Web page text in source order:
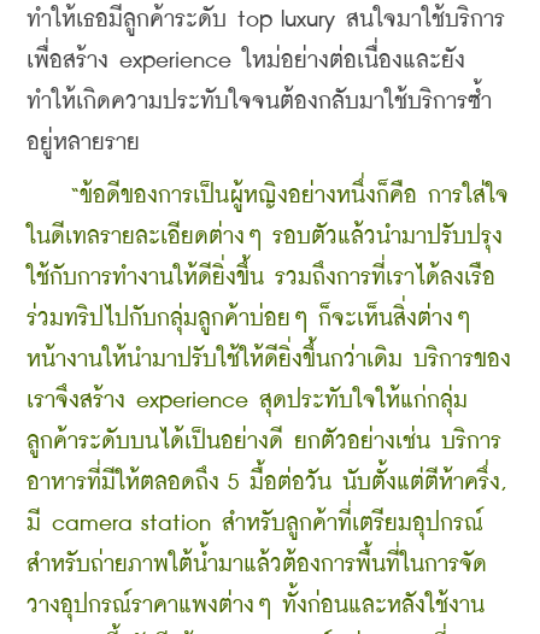
ทำให้เธอมีลูกค้าระดับ top luxury สนใจมาใช้บริการ
เพื่อสร้าง experience ใหม่อย่างต่อเนื่องและยัง
ทำให้เกิดความประทับใจจนต้องกลับมาใช้บริการซ้ำ
อยู่หลายราย
“ข้อดีของการเป็นผู้หญิงอย่างหนึ่งก็คือ การใส่ใจ
ในดีเทลรายละเอียดต่างๆ รอบตัวแล้วนำมาปรับปรุง
ใช้กับการทำงานให้ดียิ่งขึ้น รวมถึงการที่เราได้ลงเรือ
ร่วมทริปไปกับกลุ่มลูกค้าบ่อยๆ ก็จะเห็นสิ่งต่างๆ
หน้างานให้นำมาปรับใช้ให้ดียิ่งขึ้นกว่าเดิม บริการของ
เราจึงสร้าง experience สุดประทับใจให้แก่กลุ่ม
ลูกค้าระดับบนได้เป็นอย่างดี ยกตัวอย่างเช่น บริการ
อาหารที่มีให้ตลอดถึง 5 มื้อต่อวัน นับตั้งแต่ตีห้าครึ่ง,
มี camera station สำหรับลูกค้าที่เตรียมอุปกรณ์
สำหรับถ่ายภาพใต้น้ำมาแล้วต้องการพื้นที่ในการจัด
วางอุปกรณ์ราคาแพงต่างๆ ทั้งก่อนและหลังใช้งาน